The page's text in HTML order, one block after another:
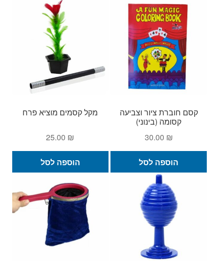
קסם חוברת ציור וצביעה
קסומה (בינוני)
30.00 ₪
הוספה לסל
מקל קסמים מוציא פרח
25.00 ₪
הוספה לסל